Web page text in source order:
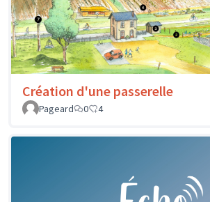
Création d'une passerelle
Pageard
0 4